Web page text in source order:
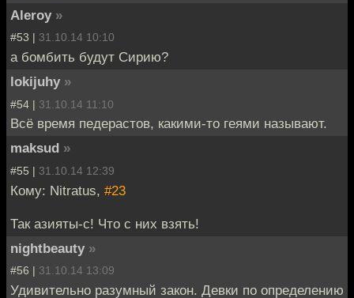
Aleroy »
#53 | 31.10.14 10:10
а бомбить будут Сирию?
lokijuhy »
#54 | 31.10.14 11:10
Всё время педерастов, какими-то геями называют.
maksud »
#55 | 31.10.14 12:39
Кому: Nitratus, #23
Так азияты-с! Что с них взять!
nightbeauty »
#56 | 31.10.14 13:09
Удивительно разумный закон. Девки по определению